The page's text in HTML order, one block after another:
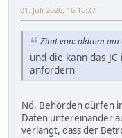
01. Juli 2026, 16:16:27
Zitat von: oldtom am
und die kann das
anfordern
Nö, Behörden dürfen
Daten untereinander
verlangt, dass der